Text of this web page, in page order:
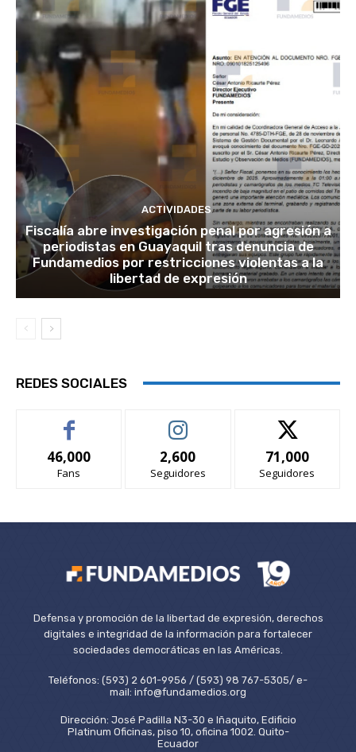
ACTIVIDADES
Fiscalía abre investigación penal por agresión a
periodistas en Guayaquil tras denuncia de
Fundamedios por restricciones violentas a la
libertad de expresión
REDES SOCIALES
46,000
Fans
2,600
Seguidores
71,000
Seguidores
Defensa y promoción de la libertad de expresión, derechos
digitales e integridad de la información para fortalecer
sociedades democráticas en las Américas.
Teléfonos: (593) 2 601-9956 / (593) 98 767-5305/ e-
mail: info@fundamedios.org
Dirección: José Padilla N3-30 e Iñaquito, Edificio
Platinum Oficinas, piso 10, oficina 1002. Quito-
Ecuador